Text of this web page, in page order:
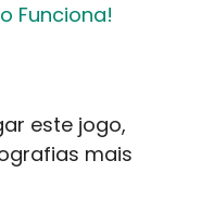
Funciona!
este jogo,
mais